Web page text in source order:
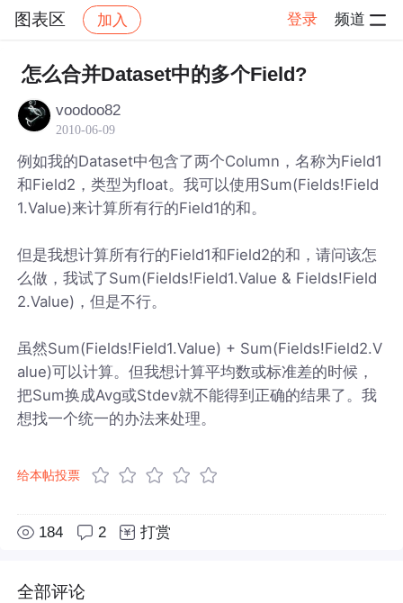
图表区 加入 登录 频道
社区 图表区 帖子详情
怎么合并Dataset中的多个Field?
voodoo82
2010-06-09
例如我的Dataset中包含了两个Column，名称为Field1
和Field2，类型为float。我可以使用Sum(Fields!Field
1.Value)来计算所有行的Field1的和。
但是我想计算所有行的Field1和Field2的和，请问该怎
么做，我试了Sum(Fields!Field1.Value & Fields!Field
2.Value)，但是不行。
虽然Sum(Fields!Field1.Value) + Sum(Fields!Field2.V
alue)可以计算。但我想计算平均数或标准差的时候，
把Sum换成Avg或Stdev就不能得到正确的结果了。我
想找一个统一的办法来处理。
给本帖投票
184 2 打赏
全部评论